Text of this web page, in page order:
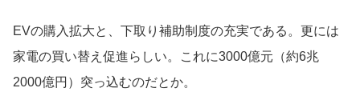
EVの購入拡大と、下取り補助制度の充実である。更には
家電の買い替え促進らしい。これに3000億元（約6兆
2000億円）突っ込むのだとか。